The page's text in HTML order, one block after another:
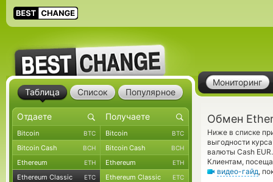
Мониторинг
Обмен
Ниже в списке
выгодности
валюты Cash
Клиентам,
видео-гайд,
Таблица Список Популярное
Bitcoin BTC Bitcoin BTC
Bitcoin Cash BCH Bitcoin Cash BCH
Ethereum ETH Ethereum ETH
Ethereum Classic ETC Ethereum Classic ETC